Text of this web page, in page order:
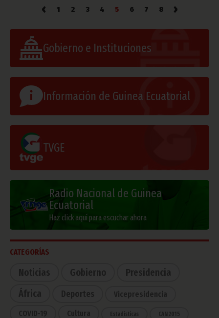
‹ 1 2 3 4 5 6 7 8 ›
Gobierno e Instituciones
Información de Guinea Ecuatorial
TVGE
Radio Nacional de Guinea
Ecuatorial
Haz click aquí para escuchar ahora
CATEGORÍAS
Noticias Gobierno
Presidencia
África
Deportes Vicepresidencia
COVID-19 Cultura Estadísticas CAN 2015